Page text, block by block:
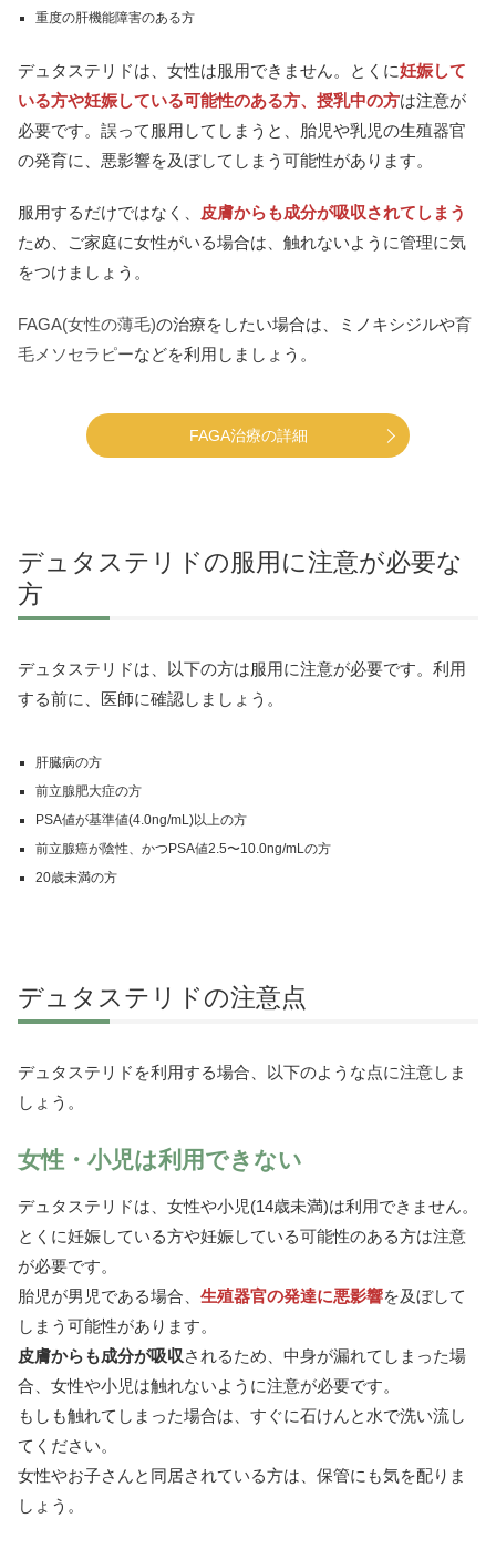
重度の肝機能障害のある方
デュタステリドは、女性は服用できません。とくに妊娠して
いる方や妊娠している可能性のある方、授乳中の方は注意が
必要です。誤って服用してしまうと、胎児や乳児の生殖器官
の発育に、悪影響を及ぼしてしまう可能性があります。
服用するだけではなく、
皮膚からも成分が吸収されてしまう
ため、ご家庭に女性がいる場合は、触れないように管理に気
をつけましょう。
FAGA(女性の薄毛)の治療をしたい場合は、ミノキシジルや育
毛メソセラピーなどを利用しましょう。
FAGA治療の詳細
デュタステリドの服用に注意が必要な
方
デュタステリドは、以下の方は服用に注意が必要です。利用
する前に、医師に確認しましょう。
肝臓病の方
前立腺肥大症の方
PSA値が基準値(4.0ng/mL)以上の方
前立腺癌が陰性、かつPSA値2.5〜10.0ng/mLの方
20歳未満の方
デュタステリドの注意点
デュタステリドを利用する場合、以下のような点に注意しま
しょう。
女性・小児は利用できない
デュタステリドは、女性や小児(14歳未満)は利用できません。
とくに妊娠している方や妊娠している可能性のある方は注意
が必要です。
胎児が男児である場合、 生殖器官の発達に悪影響を及ぼして
しまう可能性があります。
皮膚からも成分が吸収されるため、中身が漏れてしまった場
合、女性や小児は触れないように注意が必要です。
もしも触れてしまった場合は、すぐに石けんと水で洗い流し
てください。
女性やお子さんと同居されている方は、保管にも気を配りま
しょう。